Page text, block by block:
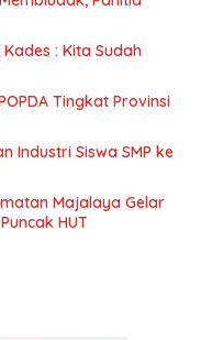
: Kita Sudah
Tingkat Provinsi
Industri Siswa SMP ke
Majalaya Gelar
HUT